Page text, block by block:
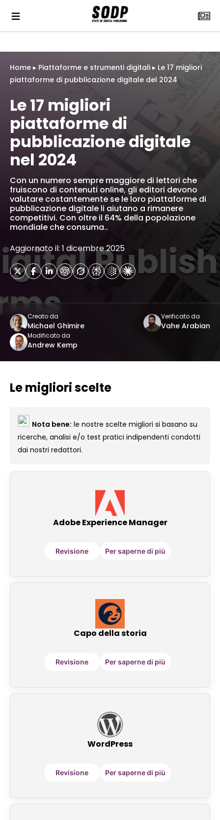
Home ▸ Piattaforme e strumenti digitali ▸ Le 17 migliori
piattaforme di pubblicazione digitale del 2024
Le 17 migliori
piattaforme di
pubblicazione digitale
nel 2024
Con un numero sempre maggiore di lettori che
fruiscono di contenuti online, gli editori devono
valutare costantemente se le loro piattaforme di
pubblicazione digitale li aiutano a rimanere
competitivi. Con oltre il 64% della popolazione
mondiale che consuma..
Aggiornato il: 1 dicembre 2025
Creato da
Michael Ghimire
Verificato da
Vahe Arabian
Modificato da
Andrew Kemp
Le migliori scelte
Nota bene: le nostre scelte migliori si basano su
ricerche, analisi e/o test pratici indipendenti condotti
dai nostri redattori.
Adobe Experience Manager
Revisione Per saperne di più
Capo della storia
Revisione Per saperne di più
WordPress
Revisione Per saperne di più